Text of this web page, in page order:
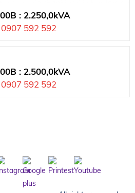
: 2.250,0kVA
0907 592 592
: 2.500,0kVA
0907 592 592